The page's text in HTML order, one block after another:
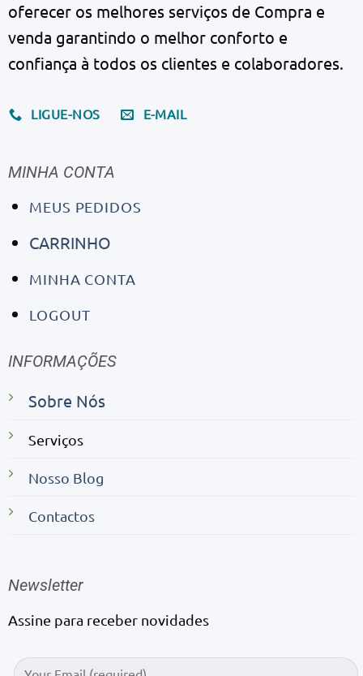
oferecer os melhores serviços de Compra e
venda garantindo o melhor conforto e
confiança à todos os clientes e colaboradores.
LIGUE-NOS E-MAIL
MINHA CONTA
MEUS PEDIDOS
CARRINHO
MINHA CONTA
LOGOUT
INFORMAÇÕES
Sobre Nós
Serviços
Nosso Blog
Contactos
Newsletter
Assine para receber novidades